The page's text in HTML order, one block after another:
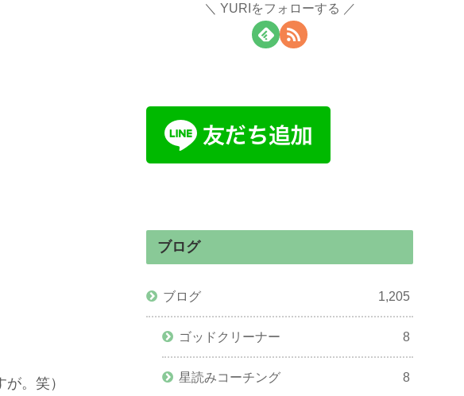
。笑）
YURIをフォローする
ブログ
ブログ 1,205
ゴッドクリーナー 8
星読みコーチング 8